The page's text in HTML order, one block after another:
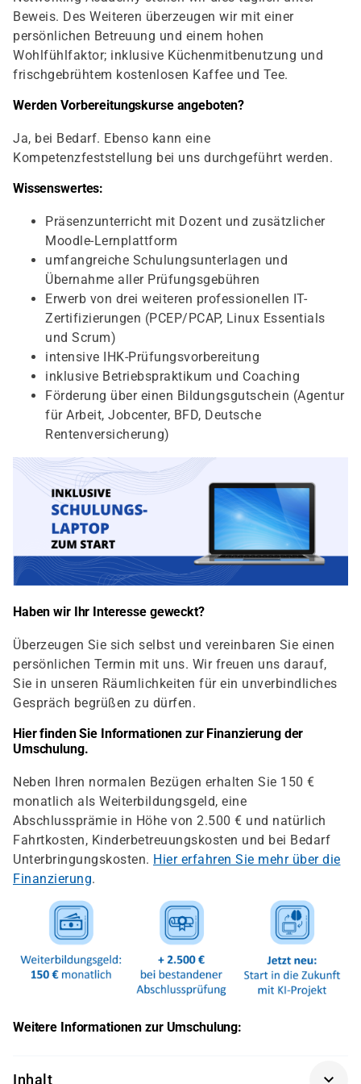
Beweis. Des Weiteren überzeugen wir mit einer
persönlichen Betreuung und einem hohen
Wohlfühlfaktor; inklusive Küchenmitbenutzung und
frischgebrühtem kostenlosen Kaffee und Tee.
Werden Vorbereitungskurse angeboten?
Ja, bei Bedarf. Ebenso kann eine
Kompetenzfeststellung bei uns durchgeführt werden.
Wissenswertes:
Präsenzunterricht mit Dozent und zusätzlicher
Moodle-Lernplattform
umfangreiche Schulungsunterlagen und
Übernahme aller Prüfungsgebühren
Erwerb von drei weiteren professionellen IT-
Zertifizierungen (PCEP/PCAP, Linux Essentials
und Scrum)
intensive IHK-Prüfungsvorbereitung
inklusive Betriebspraktikum und Coaching
Förderung über einen Bildungsgutschein (Agentur
für Arbeit, Jobcenter, BFD, Deutsche
Rentenversicherung)
Haben wir Ihr Interesse geweckt?
Überzeugen Sie sich selbst und vereinbaren Sie einen
persönlichen Termin mit uns. Wir freuen uns darauf,
Sie in unseren Räumlichkeiten für ein unverbindliches
Gespräch begrüßen zu dürfen.
Hier finden Sie Informationen zur Finanzierung der
Umschulung.
Neben Ihren normalen Bezügen erhalten Sie 150 €
monatlich als Weiterbildungsgeld, eine
Abschlussprämie in Höhe von 2.500 € und natürlich
Fahrtkosten, Kinderbetreuungskosten und bei Bedarf
Unterbringungskosten. Hier erfahren Sie mehr über die
Finanzierung.
Weitere Informationen zur Umschulung:
Inhalt